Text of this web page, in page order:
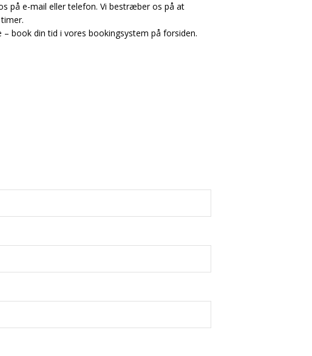
på e-mail eller telefon. Vi bestræber os på at
book din tid i vores bookingsystem på forsiden.